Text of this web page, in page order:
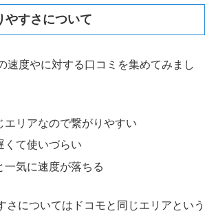
やすさについて
速度やに対する口コミを集めてみまし
エリアなので繋がりやすい
くて使いづらい
一気に速度が落ちる
さについてはドコモと同じエリアという